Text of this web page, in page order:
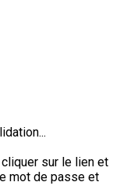
sur le lien et
mot de passe et